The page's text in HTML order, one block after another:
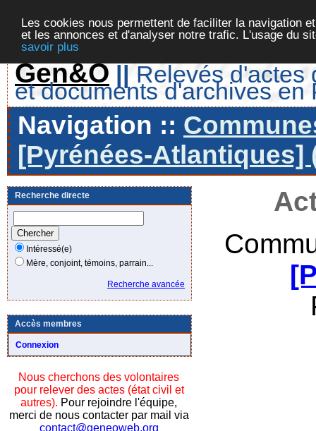
Les cookies nous permettent de faciliter la navigation
et les annonces et d'analyser notre trafic. L'usage du
savoir plus
Gen&O || Relevés d'actes
et documents d'archives en
Navigation ::
[Pyrénées-Atlantiques]
Recherche directe
Intéressé(e)
Mère, conjoint, témoins, parrain...
Recherche avancée
Accès membres
Connexion
Nous cherchons des volontaires
pour relever des actes (état civil et
autres). Pour rejoindre l'équipe,
merci de nous contacter par mail via
contact@geneoweb.org